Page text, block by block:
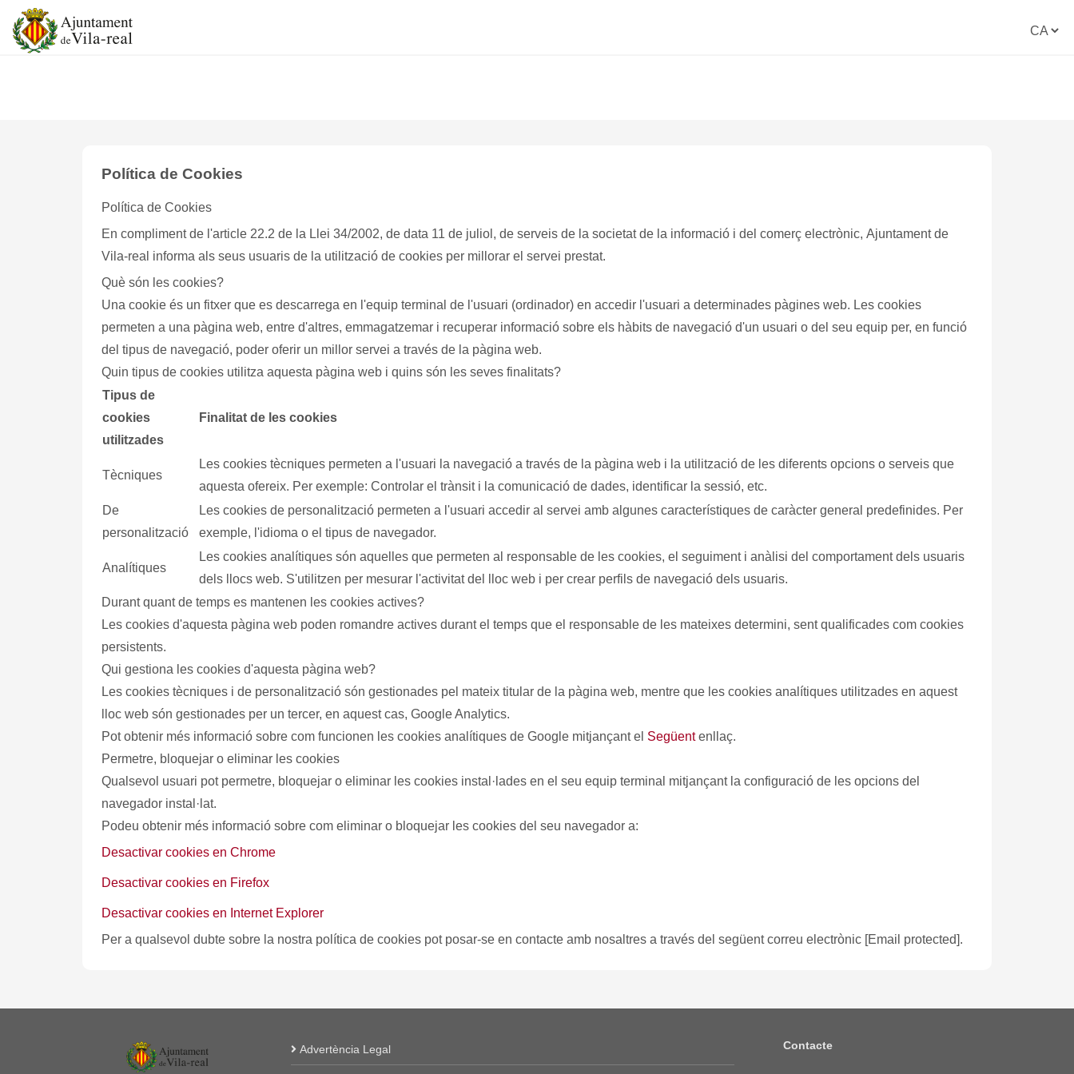
Política de Cookies
Política de Cookies
En compliment de l'article 22.2 de la Llei 34/2002, de data 11 de juliol, de serveis de la societat de la informació i del comerç electrònic, Ajuntament de
Vila-real informa als seus usuaris de la utilització de cookies per millorar el servei prestat.
Què són les cookies?
Una cookie és un fitxer que es descarrega en l'equip terminal de l'usuari (ordinador) en accedir l'usuari a determinades pàgines web. Les cookies
permeten a una pàgina web, entre d'altres, emmagatzemar i recuperar informació sobre els hàbits de navegació d'un usuari o del seu equip per, en funció
del tipus de navegació, poder oferir un millor servei a través de la pàgina web.
Quin tipus de cookies utilitza aquesta pàgina web i quins són les seves finalitats?
Tipus de
cookies
utilitzades
Finalitat de les cookies
Tècniques
Les cookies tècniques permeten a l'usuari la navegació a través de la pàgina web i la utilització de les diferents opcions o serveis que
aquesta ofereix. Per exemple: Controlar el trànsit i la comunicació de dades, identificar la sessió, etc.
De
personalització
Les cookies de personalització permeten a l'usuari accedir al servei amb algunes característiques de caràcter general predefinides. Per
exemple, l'idioma o el tipus de navegador.
Analítiques
Les cookies analítiques són aquelles que permeten al responsable de les cookies, el seguiment i anàlisi del comportament dels usuaris
dels llocs web. S'utilitzen per mesurar l'activitat del lloc web i per crear perfils de navegació dels usuaris.
Durant quant de temps es mantenen les cookies actives?
Les cookies d'aquesta pàgina web poden romandre actives durant el temps que el responsable de les mateixes determini, sent qualificades com cookies
persistents.
Qui gestiona les cookies d'aquesta pàgina web?
Les cookies tècniques i de personalització són gestionades pel mateix titular de la pàgina web, mentre que les cookies analítiques utilitzades en aquest
lloc web són gestionades per un tercer, en aquest cas, Google Analytics.
Pot obtenir més informació sobre com funcionen les cookies analítiques de Google mitjançant el
següentenllaç.
Permetre, bloquejar o eliminar les cookies
Qualsevol usuari pot permetre, bloquejar o eliminar les cookies instal·lades en el seu equip terminal mitjançant la configuració de les opcions del
navegador instal·lat.
Podeu obtenir més informació sobre com eliminar o bloquejar les cookies del seu navegador a:
Desactivar cookies en Chrome
Desactivar cookies en Firefox
Desactivar cookies en Internet Explorer
Per a qualsevol dubte sobre la nostra política de cookies pot posar-se en contacte amb nosaltres a través del següent correu electrònic
[email protected].
Advertència Legal Contacte